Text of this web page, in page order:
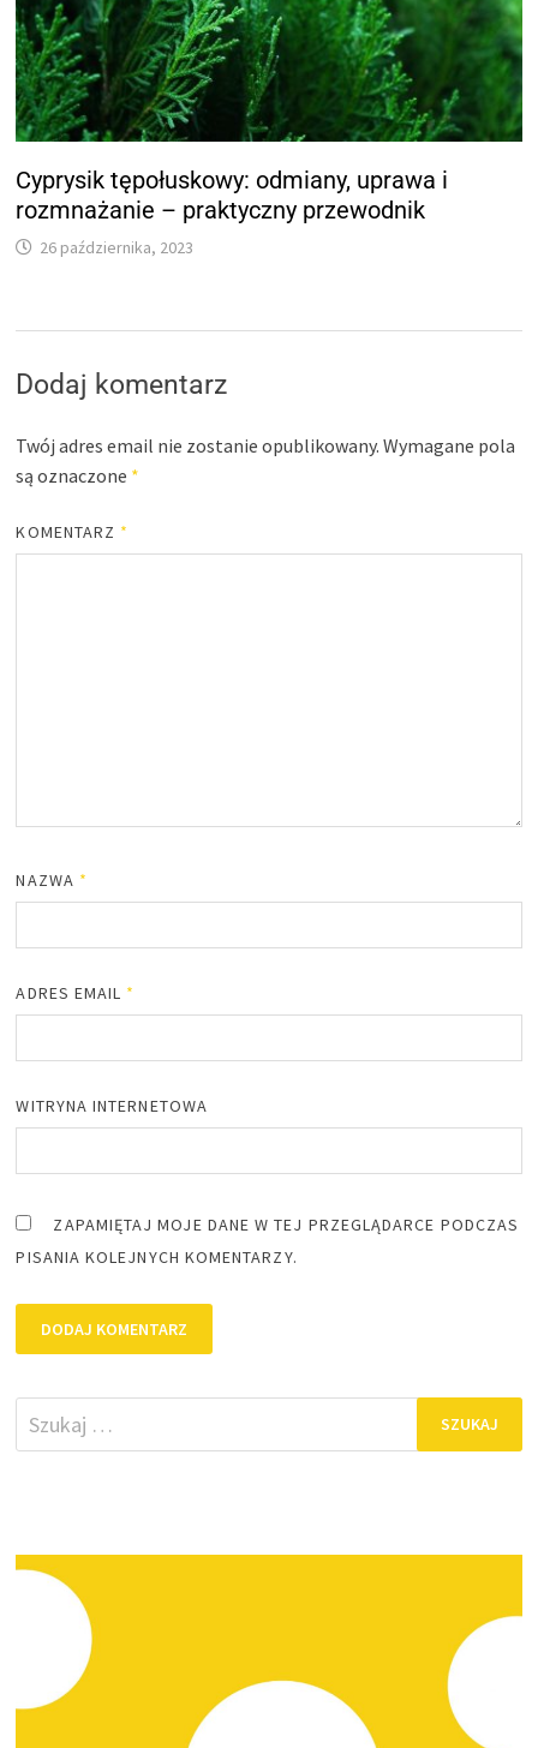
Cyprysik tępołuskowy: odmiany, uprawa i
rozmnażanie – praktyczny przewodnik
26 października, 2023
Dodaj komentarz
Twój adres email nie zostanie opublikowany. Wymagane pola
są oznaczone *
KOMENTARZ *
NAZWA *
ADRES EMAIL *
WITRYNA INTERNETOWA
ZAPAMIĘTAJ MOJE DANE W TEJ PRZEGLĄDARCE PODCZAS
PISANIA KOLEJNYCH KOMENTARZY.
Szukaj: